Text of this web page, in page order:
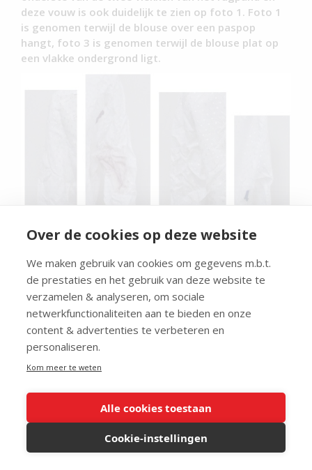
Over de cookies op deze website
We maken gebruik van cookies om gegevens m.b.t.
de prestaties en het gebruik van deze website te
verzamelen & analyseren, om sociale
netwerkfunctionaliteiten aan te bieden en onze
content & advertenties te verbeteren en
personaliseren.
Kom meer te weten
Alle cookies toestaan
Cookie-instellingen
deze vouw is ook duidelijk te zien op foto 1. Foto 1
is genomen terwijl de blouse over een paspop
hangt, foto 3 is genomen terwijl de blouse plat op
een vlakke ondergrond ligt.
Afb. 4, 5, 6 en 7
De afbeeldingen tonen de mouwen van de blouse: 4
= rechtermouw voorkant, 5 = linkermouw voorkant,
6 = linkermouw achterkant en 7 is rechtermouw
achterkant.
Aan de mouwen is goed te zien wat de invloed is van
het vocht op het ontstaan van kreukels en hoe deze
kreukels gefixeerd werden onder invloed van vocht.
De vouwen die over de lengterichting van de